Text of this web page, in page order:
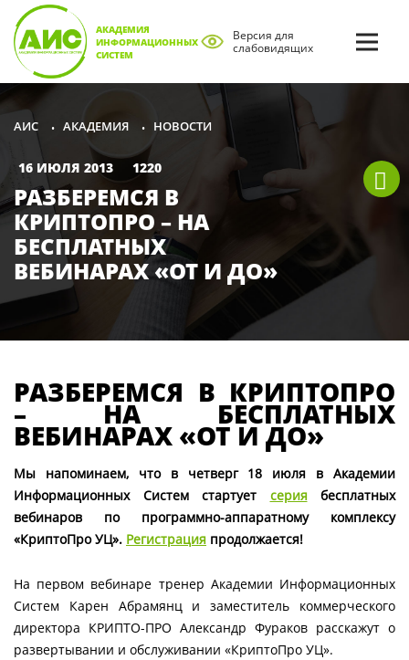
АКАДЕМИЯ
ИНФОРМАЦИОННЫХ
СИСТЕМ
Версия для
слабовидящих
АИС • АКАДЕМИЯ • НОВОСТИ
16 ИЮЛЯ 2013 1220
РАЗБЕРЕМСЯ В
КРИПТОПРО – НА
БЕСПЛАТНЫХ
ВЕБИНАРАХ «ОТ И ДО»
РАЗБЕРЕМСЯ В КРИПТОПРО
– НА БЕСПЛАТНЫХ
ВЕБИНАРАХ «ОТ И ДО»
Мы напоминаем, что в четверг 18 июля в Академии
Информационных Систем стартует сериябесплатных
вебинаров по программно-аппаратному комплексу
«КриптоПро УЦ». Регистрация продолжается!
На первом вебинаре тренер Академии Информационных
Систем Карен Абрамянц и заместитель коммерческого
директора КРИПТО-ПРО Александр Фураков расскажут о
развертывании и обслуживании «КриптоПро УЦ».